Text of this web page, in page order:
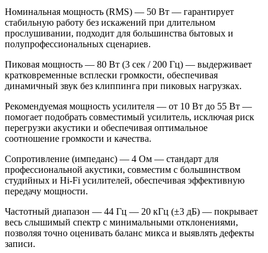
Номинальная мощность (RMS) — 50 Вт — гарантирует
стабильную работу без искажений при длительном
прослушивании, подходит для большинства бытовых и
полупрофессиональных сценариев.
Пиковая мощность — 80 Вт (3 сек / 200 Гц) — выдерживает
кратковременные всплески громкости, обеспечивая
динамичный звук без клиппинга при пиковых нагрузках.
Рекомендуемая мощность усилителя — от 10 Вт до 55 Вт —
помогает подобрать совместимый усилитель, исключая риск
перегрузки акустики и обеспечивая оптимальное
соотношение громкости и качества.
Сопротивление (импеданс) — 4 Ом — стандарт для
профессиональной акустики, совместим с большинством
студийных и Hi‑Fi усилителей, обеспечивая эффективную
передачу мощности.
Частотный диапазон — 44 Гц — 20 кГц (±3 дБ) — покрывает
весь слышимый спектр с минимальными отклонениями,
позволяя точно оценивать баланс микса и выявлять дефекты
записи.